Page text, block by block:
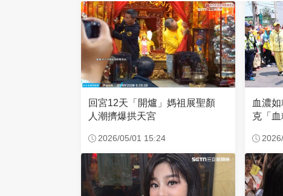
回宮12天「開爐」媽祖展聖顏
人潮擠爆拱天宮
2026/05/01 15:24
血濃
克「血